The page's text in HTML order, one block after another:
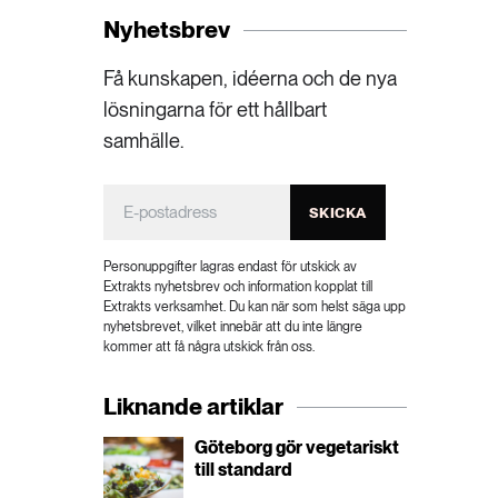
Nyhetsbrev
Få kunskapen, idéerna och de nya
lösningarna för ett hållbart
samhälle.
SKICKA
Personuppgifter lagras endast för utskick av
Extrakts nyhetsbrev och information kopplat till
Extrakts verksamhet. Du kan när som helst säga upp
nyhetsbrevet, vilket innebär att du inte längre
kommer att få några utskick från oss.
Liknande artiklar
Göteborg gör vegetariskt
till standard